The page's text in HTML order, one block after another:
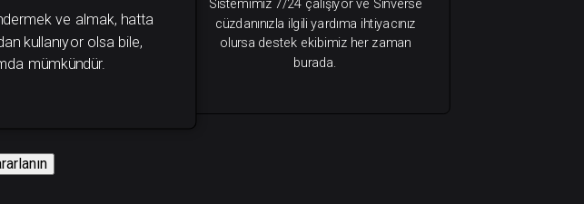
ve almak, hatta
kullanıyor olsa bile,
mümkündür.
Sistemimiz 7/24 çalışıyor ve Sinverse
cüzdanınızla ilgili yardıma ihtiyacınız
olursa destek ekibimiz her zaman
burada.